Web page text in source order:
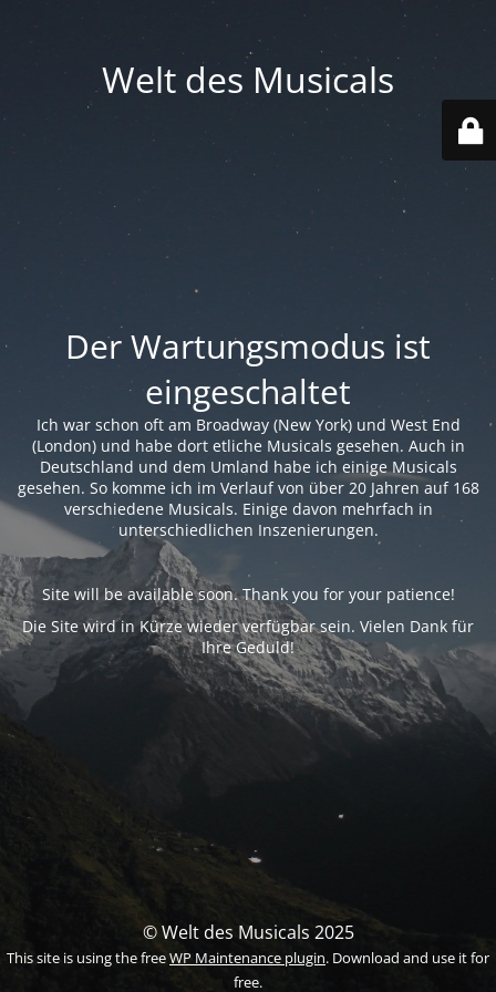
Welt des Musicals
Der Wartungsmodus ist
eingeschaltet
Ich war schon oft am Broadway (New York) und West End
(London) und habe dort etliche Musicals gesehen. Auch in
Deutschland und dem Umland habe ich einige Musicals
gesehen. So komme ich im Verlauf von über 20 Jahren auf 168
verschiedene Musicals. Einige davon mehrfach in
unterschiedlichen Inszenierungen.
Site will be available soon. Thank you for your patience!
Die Site wird in Kürze wieder verfügbar sein. Vielen Dank für
Ihre Geduld!
© Welt des Musicals 2025
This site is using the freeWP Maintenance plugin. Download and use it for
free.